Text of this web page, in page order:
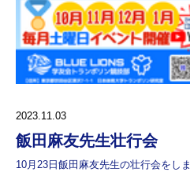
2023.11.03
飯田麻友先生壮行会
10月23日飯田麻友先生の壮行会をし